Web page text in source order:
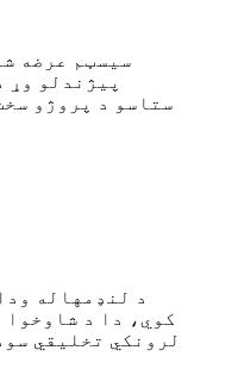
پیژندلو وړ
د لنډمهاله
کوي، دا د
لرونکي تخلیقي